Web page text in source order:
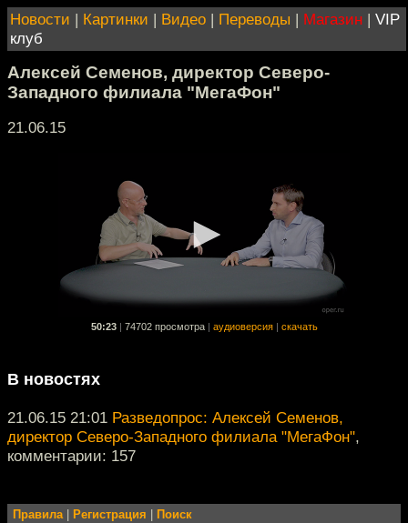
Новости | Картинки | Видео | Переводы | Магазин | VIP
клуб
Алексей Семенов, директор Северо-
Западного филиала "МегаФон"
21.06.15
50:23 74702 просмотра аудиоверсия скачать
В новостях
21.06.15 21:01 Разведопрос: Алексей Семенов,
директор Северо-Западного филиала "МегаФон",
комментарии: 157
Правила| Регистрация Поиск